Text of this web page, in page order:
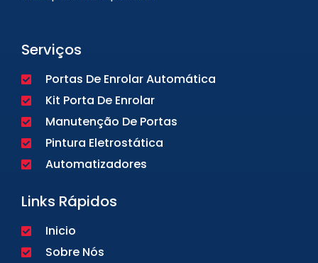
Serviços
Portas De Enrolar Automática
Kit Porta De Enrolar
Manutenção De Portas
Pintura Eletrostática
Automatizadores
Links Rápidos
Inicio
Sobre Nós